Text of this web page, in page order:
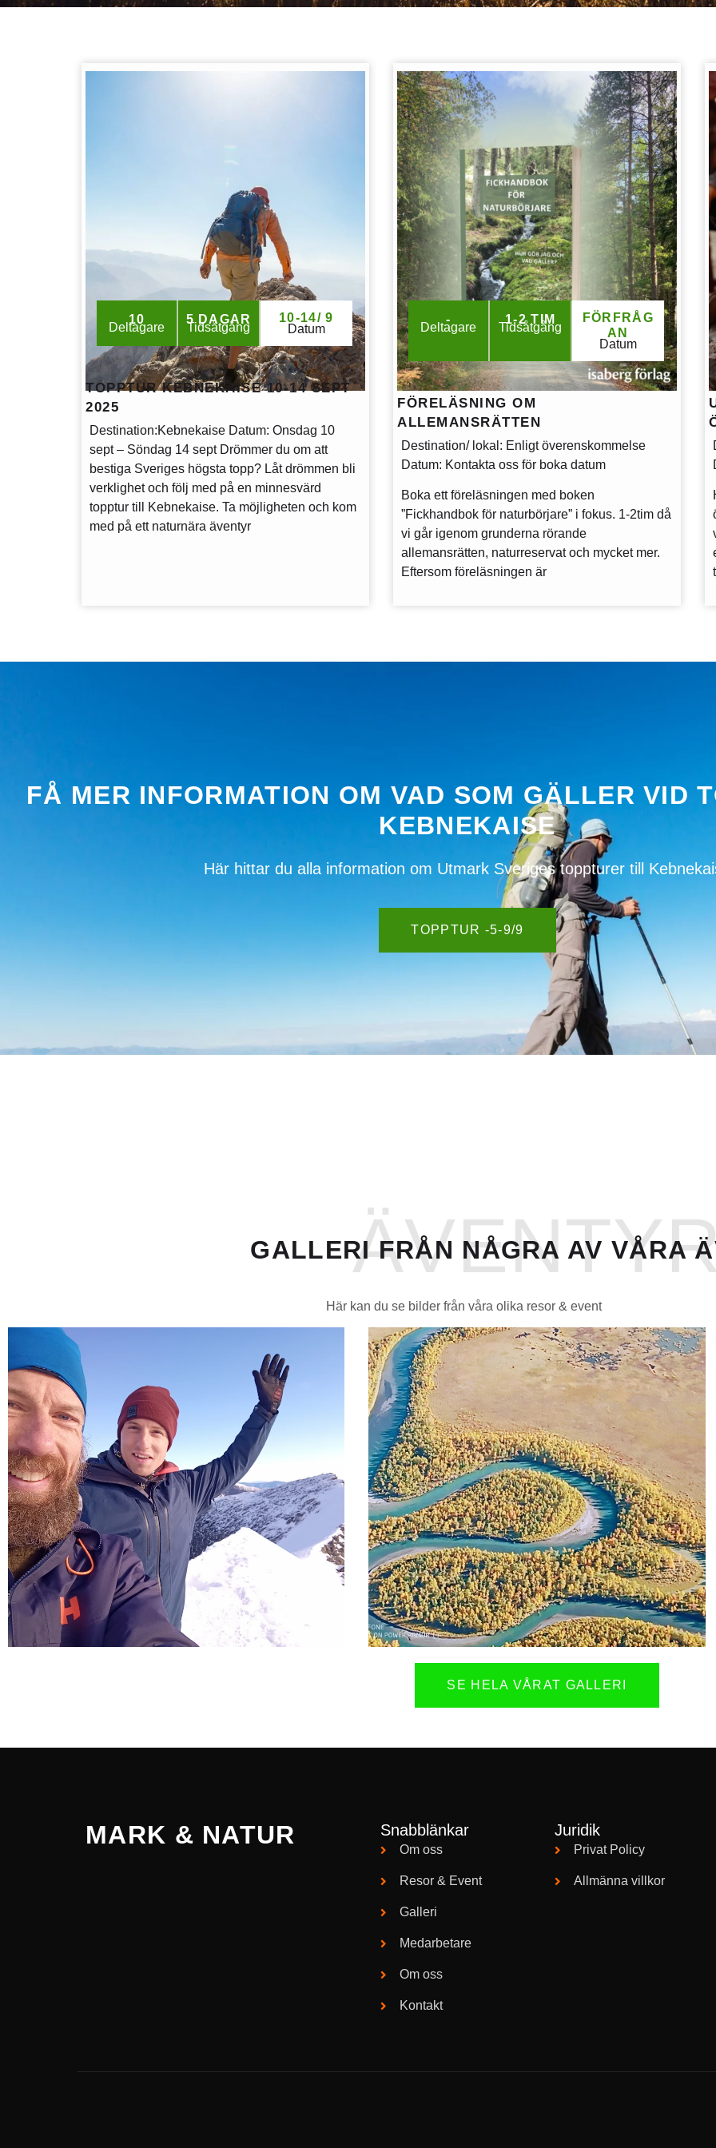
10
Deltagare
5 DAGAR
Tidsåtgång
10-14/ 9
Datum
TOPPTUR KEBNEKAISE 10-14 SEPT
2025
Destination:Kebnekaise Datum: Onsdag 10
sept – Söndag 14 sept Drömmer du om att
bestiga Sveriges högsta topp? Låt drömmen bli
verklighet och följ med på en minnesvärd
topptur till Kebnekaise. Ta möjligheten och kom
med på ett naturnära äventyr
-
Deltagare
1-2 TIM
Tidsåtgång
FÖRFRÅG
AN
Datum
FÖRELÄSNING OM
ALLEMANSRÄTTEN
Destination/ lokal : Enligt överenskommelse
Datum: Kontakta oss för boka datum
Boka ett föreläsningen med boken
”Fickhandbok för naturbörjare” i fokus. 1-2tim då
vi går igenom grunderna rörande
allemansrätten, naturreservat och mycket mer.
Eftersom föreläsningen är
FÅ MER INFORMATION OM VAD SOM GÄLLER VID
KEBNEKAISE
Här hittar du alla information om Utmark Sveriges toppturer till
TOPPTUR -5-9/9
GALLERI FRÅN NÅGRA AV VÅRA
Här kan du se bilder från våra olika resor & event
SE HELA VÅRAT GALLERI
MARK & NATUR Snabblänkar
Om oss
Resor & Event
Galleri
Medarbetare
Om oss
Kontakt
Juridik
Privat Policy
Allmänna villkor